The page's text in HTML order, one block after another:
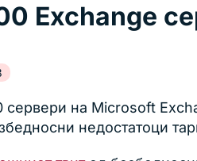
Exchange
на Microsoft
недостатоци